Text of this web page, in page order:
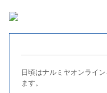
日頃はナルミヤオンライ
ます。